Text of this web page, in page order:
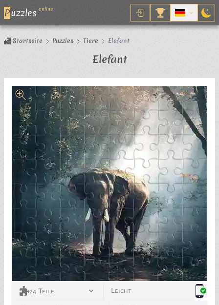
Puzzles online
Startseite Puzzles Tiere Elefant
ElefantPuzzle
<p><span style="background-color: white; color:
24 Teile Leicht